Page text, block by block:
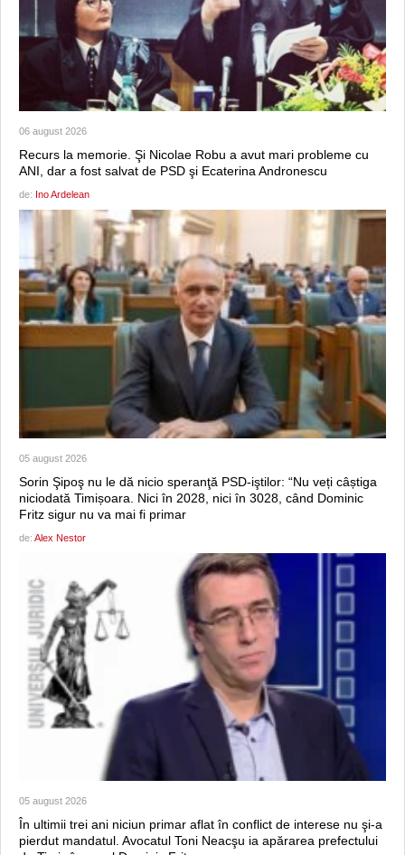
06 august 2026
Recurs la memorie. Şi Nicolae Robu a avut mari probleme cu
ANI, dar a fost salvat de PSD şi Ecaterina Andronescu
de: Ino Ardelean
05 august 2026
Sorin Şipoş nu le dă nicio speranţă PSD-iştilor: “Nu veți câștiga
niciodată Timișoara. Nici în 2028, nici în 3028, când Dominic
Fritz sigur nu va mai fi primar
de: Alex Nestor
05 august 2026
În ultimii trei ani niciun primar aflat în conflict de interese nu şi-a
pierdut mandatul. Avocatul Toni Neacşu ia apărarea prefectului